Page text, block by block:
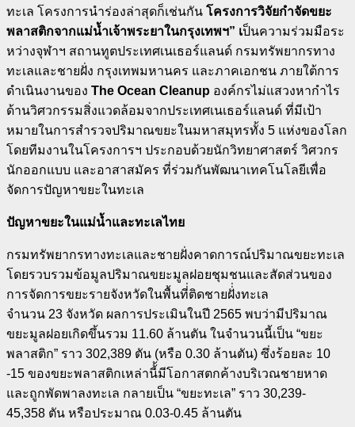
ทะเล โครงการนำร่องล่าสุดก็เช่นกัน โครงการวิจัยกำจัดขยะ
พลาสติกจากแม่น้ำเจ้าพระยาในกรุงเทพฯ” เป็นความร่วมมือระ
หว่างจุฬาฯ สถานทูตประเทศเนเธอร์แลนด์ กรมทรัพยากรทาง
ทะเลและชายฝั่ง กรุงเทพมหานคร และภาคเอกชน ภายใต้การ
ดำเนินงานของ The Ocean Cleanup องค์กรไม่แสวงหากำไร
ด้านวิศวกรรมสิ่งแวดล้อมจากประเทศเนเธอร์แลนด์ ที่มีเป้า
หมายในการสำรวจปริมาณขยะในมหาสมุทรทั้ง 5 แห่งของโลก
โดยทีมงานในโครงการฯ ประกอบด้วยนักวิทยาศาสตร์ วิศวกร
นักออกแบบ และอาสาสมัคร ที่ร่วมกันพัฒนาเทคโนโลยีเพื่อ
จัดการปัญหาขยะในทะเล
ปัญหาขยะในแม่น้ำและทะเลไทย
กรมทรัพยากรทางทะเลและชายฝั่งคาดการณ์ปริมาณขยะทะเล
โดยรวบรวมข้อมูลปริมาณขยะมูลฝอยชุมชนและสัดส่วนของ
การจัดการขยะรายจังหวัดในพื้นที่่ติดชายฝั่่งทะเล
จำนวน 23 จังหวัด ผลการประเมินในปี 2565 พบว่ามีปริมาณ
ขยะมูลฝอยเกิดขึ้นรวม 11.60 ล้านตัน ในจำนวนนี้เป็น “ขยะ
พลาสติก” ราว 302,389 ตัน (หรือ 0.30 ล้านตัน) ซึ่งร้อยละ 10
-15 ของขยะพลาสติกเหล่านี้้มีโอกาสตกค้างบริเวณชายหาด
และถูกพัดพาลงทะเล กลายเป็น “ขยะทะเล” ราว 30,239-
45,358 ตัน หรือประมาณ 0.03-0.45 ล้านตัน